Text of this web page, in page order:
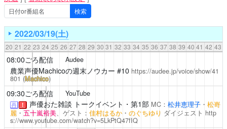
2022/03/19(土)
20 21 22 23 24 25 26 27 28 29 30 31 32 33 34 35 36 37 38 39 40 41 42 43
08:00ごろ配信 Audee
農業声優Machicoの週末ノウカー #10 https://audee.jp/voice/show/41
801 (Machico)
09:30ごろ配信 YouTube
再 ！ 声優おた雑談 トークイベント・第1部 MC： 松井恵理子・ 松嵜
麗・ 五十嵐裕美、ゲスト： 佳村はるか・ のぐちゆり ダイジェスト http
s://www.youtube.com/watch?v=5LkPtQ47fIQ